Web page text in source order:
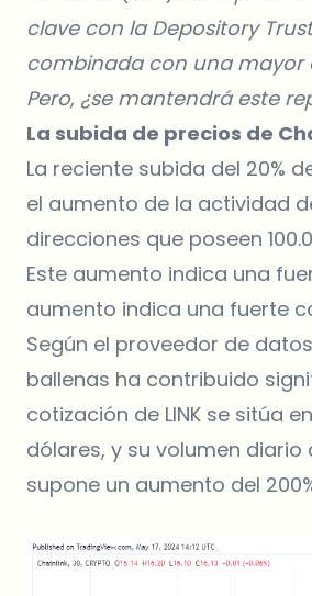
clave con la Depository
combinada con una mayor
Pero, ¿se mantendrá este
La subida de precios de
La reciente subida del 20%
el aumento de la actividad
direcciones que poseen
Este aumento indica una
aumento indica una fuerte
Según el proveedor de
ballenas ha contribuido
cotización de LINK se sitúa
dólares, y su volumen
supone un aumento del